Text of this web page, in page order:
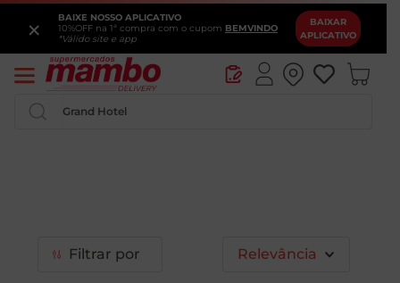
BAIXE NOSSO APLICATIVO
10%OFF na 1ª compra com o cupom BEMVINDO
*Válido site e app
BAIXAR
APLICATIVO
×
Pesquise por produtos ou marcas...
Filtrar Relevância